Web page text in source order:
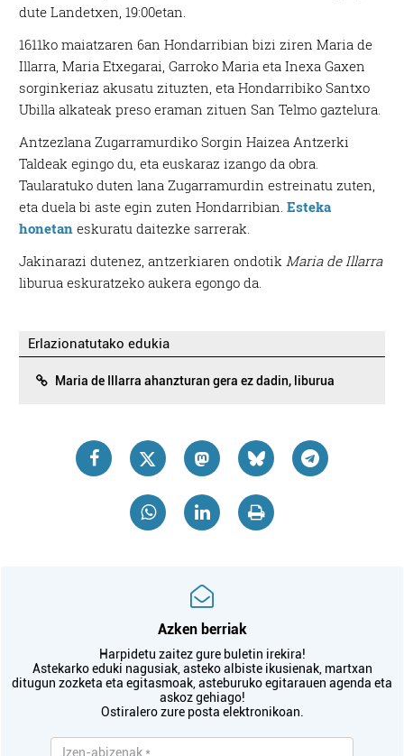
dute Landetxen, 19:00etan.
1611ko maiatzaren 6an Hondarribian bizi ziren Maria de
Illarra, Maria Etxegarai, Garroko Maria eta Inexa Gaxen
sorginkeriaz akusatu zituzten, eta Hondarribiko Santxo
Ubilla alkateak preso eraman zituen San Telmo gaztelura.
Antzezlana Zugarramurdiko Sorgin Haizea Antzerki
Taldeak egingo du, eta euskaraz izango da obra.
Taularatuko duten lana Zugarramurdin estreinatu zuten,
eta duela bi aste egin zuten Hondarribian.Esteka
honetan eskuratu daitezke sarrerak.
Jakinarazi dutenez, antzerkiaren ondotik Maria de Illarra
liburua eskuratzeko aukera egongo da.
Erlazionatutako edukia
Maria de Illarra ahanzturan gera ez dadin, liburua
Azken berriak
Harpidetu zaitez gure buletin irekira!
Astekarko eduki nagusiak, asteko albiste ikusienak, martxan
ditugun zozketa eta egitasmoak, asteburuko egitarauen agenda eta
askoz gehiago!
Ostiralero zure posta elektronikoan.